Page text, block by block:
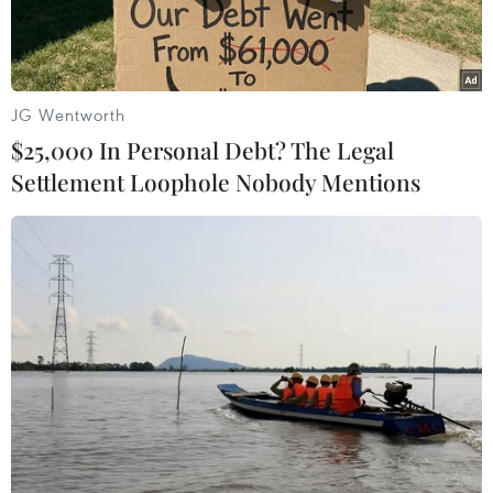
Ngày 11/4, Epic Games, công ty đứng sau tựa
game đình đám Fortnite và bộ công cụ lập trình
game Unreal Engine, thông báo đã huy động
được 2 tỷ USD để hiện thực hóa tham vọng
JG Wentworth
$25,000 In Personal Debt? The Legal
Settlement Loophole Nobody Mentions